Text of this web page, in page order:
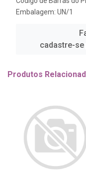
Embalagem: UN/1
cadastre-
Produtos